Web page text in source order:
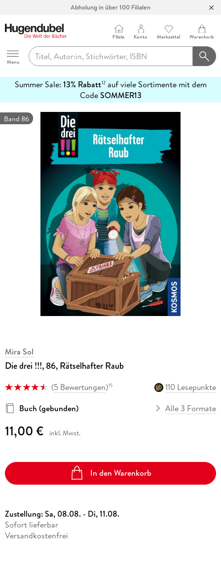
Abholung in über 100 Filialen
Hugendubel
Menu
Filiale Konto Merkzettel Warenkorb
Summer Sale: 13% Rabatt12auf viele Sortimente mit dem
CodeSOMMER13
erfahren
Band 86
Mira Sol
Die drei !!!, 86, Rätselhafter Raub
(5 Bewertungen)15
110 Lesepunkte
Buch (gebunden)
Alle 3 Formate
11,00 € inkl. Mwst.
In den Warenkorb
Zustellung:Sa, 08.08. - Di, 11.08.
Sofort lieferbar
Versandkostenfrei